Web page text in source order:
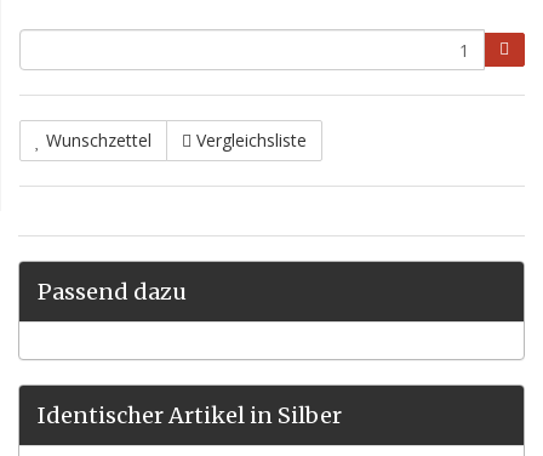
Wunschzettel Vergleichsliste
Passend dazu
Identischer Artikel in Silber